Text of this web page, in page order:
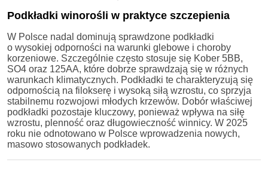
Podkładki winorośli w praktyce szczepienia
W Polsce nadal dominują sprawdzone podkładki
o wysokiej odporności na warunki glebowe i choroby
korzeniowe. Szczególnie często stosuje się Kober 5BB,
SO4 oraz 125AA, które dobrze sprawdzają się w różnych
warunkach klimatycznych. Podkładki te charakteryzują się
odpornością na filokserę i wysoką siłą wzrostu, co sprzyja
stabilnemu rozwojowi młodych krzewów. Dobór właściwej
podkładki pozostaje kluczowy, ponieważ wpływa na siłę
wzrostu, plenność oraz długowieczność winnicy. W 2025
roku nie odnotowano w Polsce wprowadzenia nowych,
masowo stosowanych podkładek.